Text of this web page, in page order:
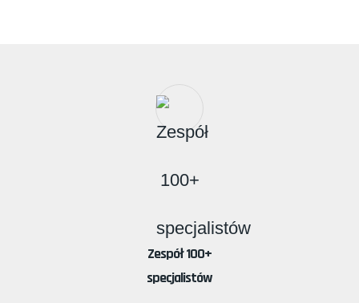
Zespół 100+
specjalistów